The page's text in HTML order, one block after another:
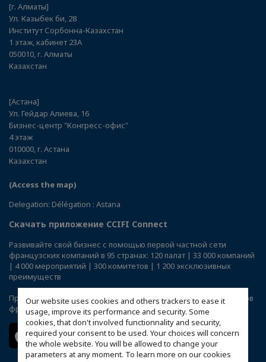
Our website uses cookies and others trackers to ease it
usage, improve its performance and security. Some
cookies, that don't involved functionnality and security,
required your consent to be used. Your choices will concern
the whole website. You will be allowed to change your
parameters at any moment. To learn more on our cookies
[г. Алматы]
Ул. Казыбек би, 28
Институт Сорбонна-Казахстан
1 этаж, кабинет 23А
050010, г. Алматы
Казахстан
[Астана]
Ул. Гейдар Алиева, 16
Бизнес-центр "Конгресс-офис"
4 этаж
010000, г. Астана
Казахстан
(Access the map)
Delegation: Délégation : Astana
Скачать приложение CCIFI Connect
Развивайте свой бизнес с помощью первой частной сети
французских компаний в 95 странах: 120 палат | 33 000 компаний
| 4 000 мероприятий | 300 комитетов | 1 200 эксклюзивных
преимуществ
ПриложениеCCIFI Connectдоступно исключительно для членов
французских ТПП за рубежом.